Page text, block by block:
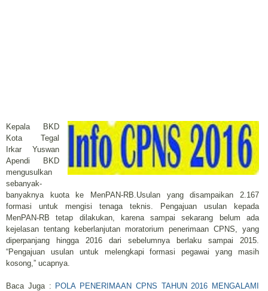
Kepala BKD
Kota Tegal
Irkar Yuswan
Apendi BKD
mengusulkan
sebanyak-
banyaknya kuota ke MenPAN-RB.Usulan yang disampaikan 2.167
formasi untuk mengisi tenaga teknis. Pengajuan usulan kepada
MenPAN-RB tetap dilakukan, karena sampai sekarang belum ada
kejelasan tentang keberlanjutan moratorium penerimaan CPNS, yang
diperpanjang hingga 2016 dari sebelumnya berlaku sampai 2015.
“Pengajuan usulan untuk melengkapi formasi pegawai yang masih
kosong,” ucapnya.
Baca Juga : POLA PENERIMAAN CPNS TAHUN 2016 MENGALAMI